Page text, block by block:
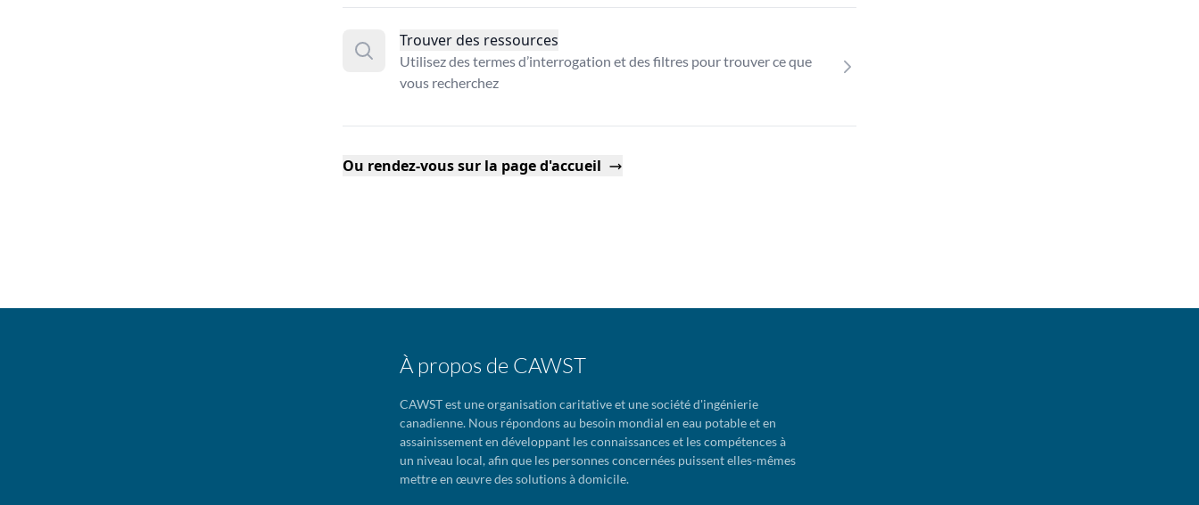
Trouver des ressources
Utilisez des termes d’interrogation et des filtres pour trouver ce que
vous recherchez
Ou rendez-vous sur la page d'accueil
À propos de CAWST
CAWST est une organisation caritative et une société d'ingénierie
canadienne. Nous répondons au besoin mondial en eau potable et en
assainissement en développant les connaissances et les compétences à
un niveau local, afin que les personnes concernées puissent elles-mêmes
mettre en œuvre des solutions à domicile.